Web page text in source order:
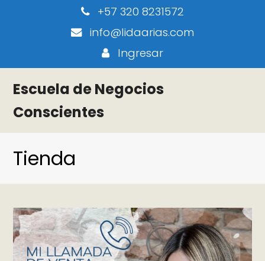
+57 320 8231572
info@lidaarias.com
Ingresar
Escuela de Negocios
Conscientes
Tienda